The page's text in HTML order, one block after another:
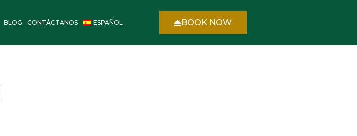
BLOG CONTÁCTANOS ESPAÑOL BOOK NOW